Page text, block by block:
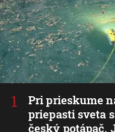
Pri prieskume
priepasti sveta
český potápač.